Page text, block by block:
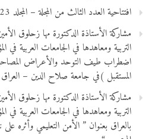
افتتاحية العدد الثالث من المجلة – المجلد 23 لعام 2025
مشاركة الأستاذة الدكتورة مها زحلوق
التربية ومعاهدها في الجامعات العربية في
اضطراب طيف التوحد والأعراض
المستقبل )في جامعة صلاح الدين – العراق
مشاركة الأستاذة الدكتورة مها زحلوق
التربية ومعاهدها في الجامعات العربية في
بالعراق بعنوان ” الأمن التعليمي وأثره